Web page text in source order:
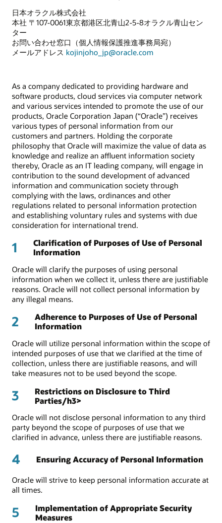
日本オラクル株式会社
本社 〒107-0061東京都港区北青山2-5-8オラクル青山セン
ター
お問い合わせ窓口（個人情報保護推進事務局宛）
メールアドレス kojinjoho_jp@oracle.com
As a company dedicated to providing hardware and
software products, cloud services via computer network
and various services intended to promote the use of our
products, Oracle Corporation Japan (“Oracle”) receives
various types of personal information from our
customers and partners. Holding the corporate
philosophy that Oracle will maximize the value of data as
knowledge and realize an affluent information society
thereby, Oracle as an IT leading company, will engage in
contribution to the sound development of advanced
information and communication society through
complying with the laws, ordinances and other
regulations related to personal information protection
and establishing voluntary rules and systems with due
consideration for international trend.
1
Clarification of Purposes of Use of Personal
Information
Oracle will clarify the purposes of using personal
information when we collect it, unless there are justifiable
reasons. Oracle will not collect personal information by
any illegal means.
2
Adherence to Purposes of Use of Personal
Information
Oracle will utilize personal information within the scope of
intended purposes of use that we clarified at the time of
collection, unless there are justifiable reasons, and will
take measures not to be used beyond the scope.
3
Restrictions on Disclosure to Third
Parties/h3>
Oracle will not disclose personal information to any third
party beyond the scope of purposes of use that we
clarified in advance, unless there are justifiable reasons.
4 Ensuring Accuracy of Personal Information
Oracle will strive to keep personal information accurate at
all times.
5
Implementation of Appropriate Security
Measures